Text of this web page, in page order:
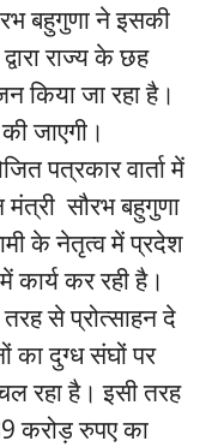
बहुगुणा ने इसकी
राज्य के छह
किया जा रहा है।
जाएगी।
पत्रकार वार्ता में
सौरभ बहुगुणा
के नेतृत्व में प्रदेश
कार्य कर रही है।
से प्रोत्साहन दे
का दुग्ध संघों पर
रहा है। इसी तरह
करोड़ रुपए का